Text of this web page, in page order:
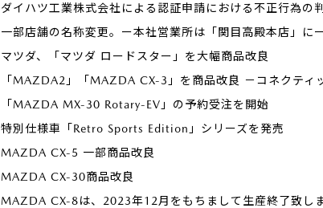
ダイハツ工業株式会社による認証申請における不正行為の
一部店舗の名称変更。ー本社営業所は「関目高殿本店」に
マツダ、「マツダ ロードスター」を大幅商品改良
「MAZDA2」「MAZDA CX-3」を商品改良 －コネクティ
「MAZDA MX-30 Rotary-EV」の予約受注を開始
特別仕様車「Retro Sports Edition」シリーズを発売
MAZDA CX-5 一部商品改良
MAZDA CX-30商品改良
MAZDA CX-8は、2023年12月をもちまして生産終了致しま